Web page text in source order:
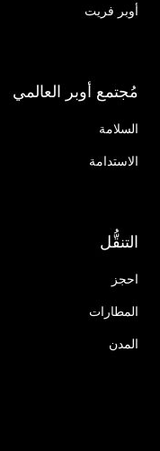
أوبر فريت
مُجتمع أوبر العالمي
السلامة
الاستدامة
التنقُّل
احجز
المطارات
المدن